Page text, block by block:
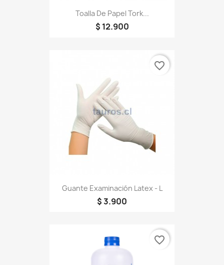
Toalla De Papel Tork...
$ 12.900
Guante Examinación Latex - L
$ 3.900
favorite_border
favorite_border